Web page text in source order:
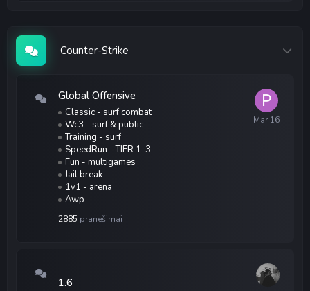
Counter-Strike
Global Offensive
Classic - surf combat
Wc3 - surf & public
Training - surf
SpeedRun - TIER 1-3
Fun - multigames
Jail break
1v1 - arena
Awp
2885 pranešimai
1.6